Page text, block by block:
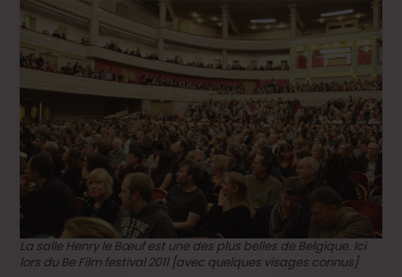
La salle Henry le Bœuf est une des plus belles de Belgique. Ici
lors du Be Film festival 2011 [avec quelques visages connus]